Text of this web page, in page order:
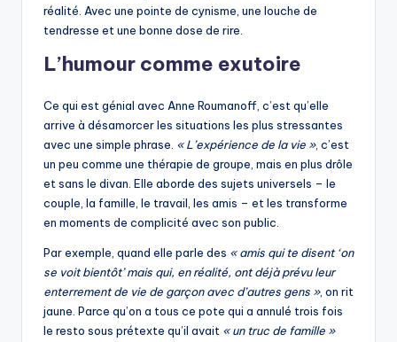
réalité. Avec une pointe de cynisme, une louche de
tendresse et une bonne dose de rire.
L’humour comme exutoire
Ce qui est génial avec Anne Roumanoff, c’est qu’elle
arrive à désamorcer les situations les plus stressantes
avec une simple phrase. « L’expérience de la vie », c’est
un peu comme une thérapie de groupe, mais en plus drôle
et sans le divan. Elle aborde des sujets universels – le
couple, la famille, le travail, les amis – et les transforme
en moments de complicité avec son public.
Par exemple, quand elle parle des « amis qui te disent ‘on
se voit bientôt’ mais qui, en réalité, ont déjà prévu leur
enterrement de vie de garçon avec d’autres gens », on rit
jaune. Parce qu’on a tous ce pote qui a annulé trois fois
le resto sous prétexte qu’il avait « un truc de famille »